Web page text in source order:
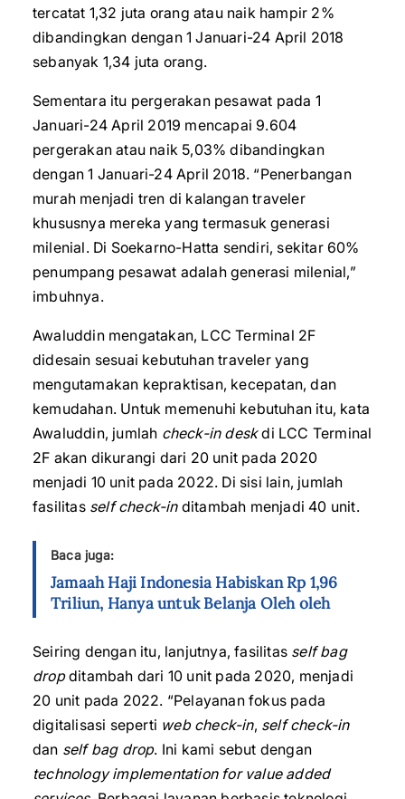
tercatat 1,32 juta orang atau naik hampir 2%
dibandingkan dengan 1 Januari-24 April 2018
sebanyak 1,34 juta orang.
Sementara itu pergerakan pesawat pada 1
Januari-24 April 2019 mencapai 9.604
pergerakan atau naik 5,03% dibandingkan
dengan 1 Januari-24 April 2018. “Penerbangan
murah menjadi tren di kalangan traveler
khususnya mereka yang termasuk generasi
milenial. Di Soekarno-Hatta sendiri, sekitar 60%
penumpang pesawat adalah generasi milenial,”
imbuhnya.
Awaluddin mengatakan, LCC Terminal 2F
didesain sesuai kebutuhan traveler yang
mengutamakan kepraktisan, kecepatan, dan
kemudahan. Untuk memenuhi kebutuhan itu, kata
Awaluddin, jumlah check-in deskdi LCC Terminal
2F akan dikurangi dari 20 unit pada 2020
menjadi 10 unit pada 2022. Di sisi lain, jumlah
fasilitas self check-inditambah menjadi 40 unit.
Baca juga:
Jamaah Haji Indonesia Habiskan Rp 1,96
Triliun, Hanya untuk Belanja Oleh oleh
Seiring dengan itu, lanjutnya, fasilitas self bag
dropditambah dari 10 unit pada 2020, menjadi
20 unit pada 2022. “Pelayanan fokus pada
digitalisasi seperti web check-in, self check-in
dan self bag drop. Ini kami sebut dengan
technology implementation for value added